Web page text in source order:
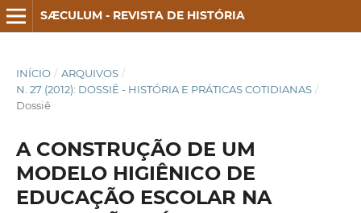
SÆCULUM - REVISTA DE HISTÓRIA
INÍCIO / ARQUIVOS /
N. 27 (2012): DOSSIÊ - HISTÓRIA E PRÁTICAS COTIDIANAS /
Dossiê
A CONSTRUÇÃO DE UM
MODELO HIGIÊNICO DE
EDUCAÇÃO ESCOLAR NA